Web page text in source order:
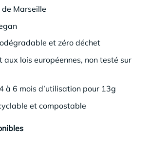
Marseille
et zéro déchet
aux lois européennes, non testé sur
à 6 mois d’utilisation pour 13g
et compostable